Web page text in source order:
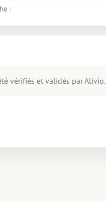
:
vérifiés et validés par Alivio.